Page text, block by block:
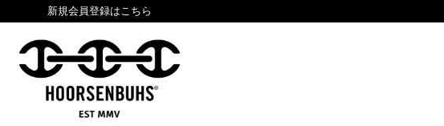
新規会員登録はこちら